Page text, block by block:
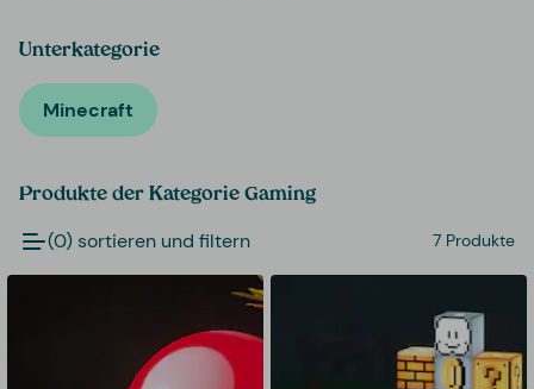
Unterkategorie
Minecraft
Produkte der Kategorie Gaming
(0) sortieren und filtern 7 Produkte